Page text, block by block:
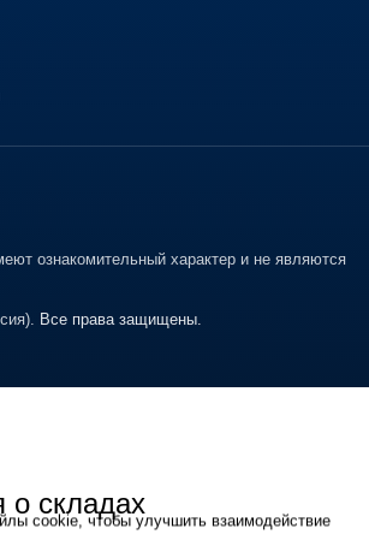
ознакомительный характер и не являются
Все права защищены.
cookie, чтобы улучшить взаимодействие
складах